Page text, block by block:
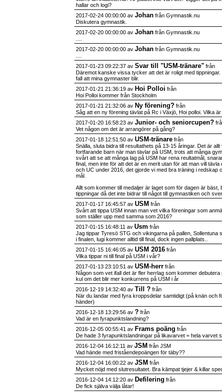
hallar och logi?
2017-02-24 00:00:00 av Johan från Gymnastik.nu
Diskutera gymnastik.
2017-02-20 00:00:00 av Johan från Gymnastik.nu
2017-02-20 00:00:00 av Johan från Gymnastik.nu
2017-01-23 09:22:37 av Svar till "USM-tränare" från
Däremot kanske vissa tycker att det är roligt med
fall att mina gymnaster blir.
2017-01-21 21:36:19 av Hoi Polloi från
Hoi Polloi kommer från Stockholm
2017-01-21 21:32:06 av Ny förening? från
Såg att en ny förening tävlat på Rc i Växjö, Hoi polloi. Vilka
2017-01-20 16:58:23 av Junior- och seniorcupen?
Vet någon om det är arrangörer på gång?
2017-01-18 12:51:50 av USM-tränare från
Snälla, sluta bidra till resultathets på 13-15 åringar. Det är
fortfarande barn när man tävlar på USM, trots att många
svårt att se att många lag på USM har rena reultatmål,
final, men inte för att det är en merit utan för att man vill tävla
och UC under 2016, det gjorde vi med bra träning i redskap
mål.
Allt som kommer till medaljer är laget som för dagen är
tippningar då det inte bidrar till något till gymnastiken och
2017-01-17 16:45:57 av USM från
Svårt att tippa USM innan man vet vilka föreningar som
som ställer upp med samma som 2016?
2017-01-15 16:48:11 av Usm från
Jag tippar Tyresö STG och vikingarna på pallen, Sollentuna
i finalen, lugi kommer alltid till final, dock ingen pallplats..
2017-01-15 16:46:05 av USM 2016 från
Vilka tippar ni till final på USM i vår?
2017-01-13 23:10:51 av USM-herr från
Någon som vet ifall det är fler herrlag som kommer
kul om det blir mer konkurrens på USM i år
2016-12-19 14:32:40 av Till ? från
När du landar med fyra kroppsdelar samtidigt (på knän och
händer)
2016-12-18 13:29:56 av ? från
Vad är en fyrapunktslandning?
2016-12-05 00:55:41 av Frams poäng från
De hade 3 fyrapunktslandningar på likavarvet = hela varvet
2016-12-04 16:12:11 av JSM från JSM
Vad hände med friståendepoängen för täby??
2016-12-04 16:00:22 av JSM från
Mycket nöjd med slutresultatet. Bra kämpat tjejer & killar
2016-12-04 14:12:20 av Defilering från
De fick själva välja låtar!